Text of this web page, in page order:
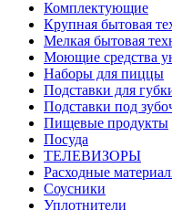
Комплектующие
Крупная бытовая
Мелкая бытовая
Моющие средства
Наборы для пиццы
Подставки для
Подставки под
Пищевые продукты
Посуда
ТЕЛЕВИЗОРЫ
Расходные
Соусники
Уплотнители